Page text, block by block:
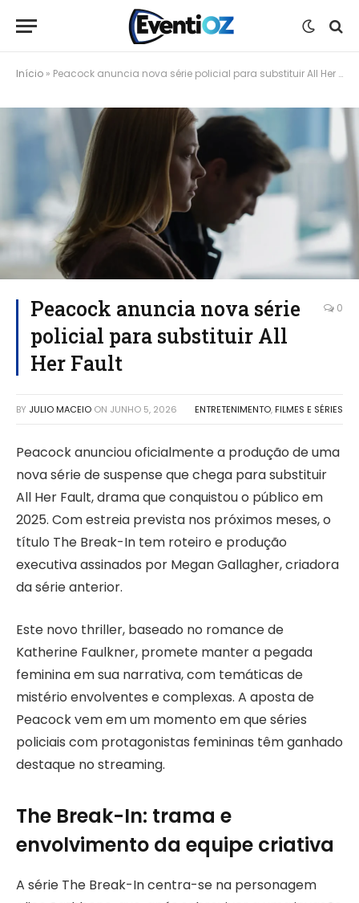
Início » Peacock anuncia nova série policial para substituir All Her Fault
Peacock anuncia nova série
policial para substituir All
Her Fault
0
BY JULIO MACEIO ON JUNHO 5, 2026 ENTRETENIMENTO, FILMES E SÉRIES
Peacock anunciou oficialmente a produção de uma
nova série de suspense que chega para substituir
All Her Fault, drama que conquistou o público em
2025. Com estreia prevista nos próximos meses, o
título The Break-In tem roteiro e produção
executiva assinados por Megan Gallagher, criadora
da série anterior.
Este novo thriller, baseado no romance de
Katherine Faulkner, promete manter a pegada
feminina em sua narrativa, com temáticas de
mistério envolventes e complexas. A aposta de
Peacock vem em um momento em que séries
policiais com protagonistas femininas têm ganhado
destaque no streaming.
The Break-In: trama e
envolvimento da equipe criativa
A série The Break-In centra-se na personagem